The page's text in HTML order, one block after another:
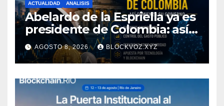
ACTUALIDAD ANALISIS
Abelardo de la Espriella ya es
presidente de Colombia: así
comienza su gobierno y qué
puede cambiar para la
economía y el sector cripto
AGOSTO 8, 2026 BLOCKVOZ.XYZ